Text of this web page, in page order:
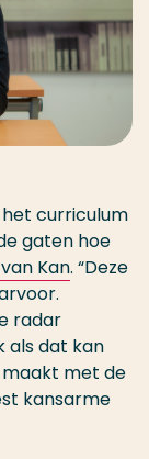
het curriculum
gaten hoe
Kan. “Deze
radar
als dat kan
met de
kansarme